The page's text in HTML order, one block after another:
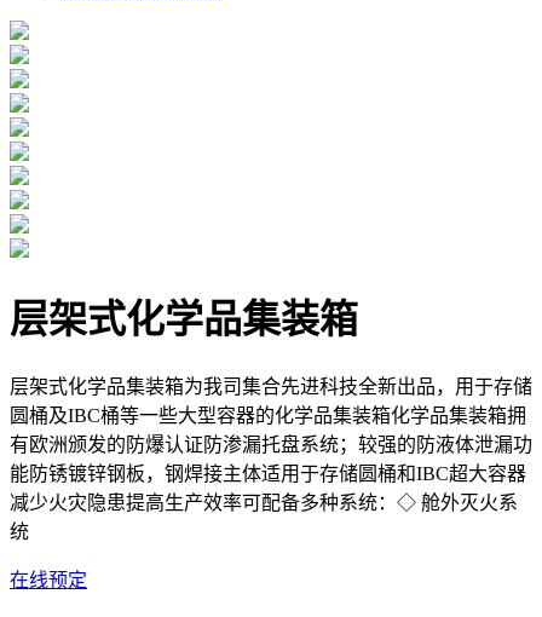
层架式化学品集装箱
层架式化学品集装箱为我司集合先进科技全新出品，用于存储
圆桶及IBC桶等一些大型容器的化学品集装箱化学品集装箱拥
有欧洲颁发的防爆认证防渗漏托盘系统；较强的防液体泄漏功
能防锈镀锌钢板，钢焊接主体适用于存储圆桶和IBC超大容器
减少火灾隐患提高生产效率可配备多种系统：◇ 舱外灭火系
统
在线预定